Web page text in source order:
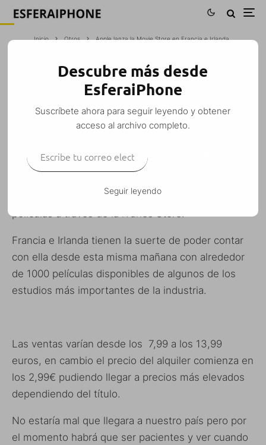
Inicio Otros Apple lanza la Movie Store en Francia e Irlanda
APPLE LANZA LA MOVIE STORE EN
FRANCIA E IRLANDA
Yolanda Luque Loste · Otros · 1 mayo, 2010 · 1 Minuto de lectura
poder disfrutar del servicio de compra y alquiler de
películas a través de la iTunes Store.
Francia e Irlanda tienen la suerte de poder contar
con ella desde esta misma mañana con alrededor
de 1000 películas disponibles de algunos de los
estudios más importantes de la industria.
Las ventas varían desde los 7,99 a los 13,99
euros, en cambio el precio del alquiler comienza en
los 2,99€ pudiendo llegar a precios más elevados
dependiendo del título.
No estaría mal que llegara a nuestro país pero por
el momento habrá que ser pacientes y ver cuando
Descubre más desde
EsferaiPhone
Suscríbete ahora para seguir leyendo y obtener
acceso al archivo completo.
Seguir leyendo